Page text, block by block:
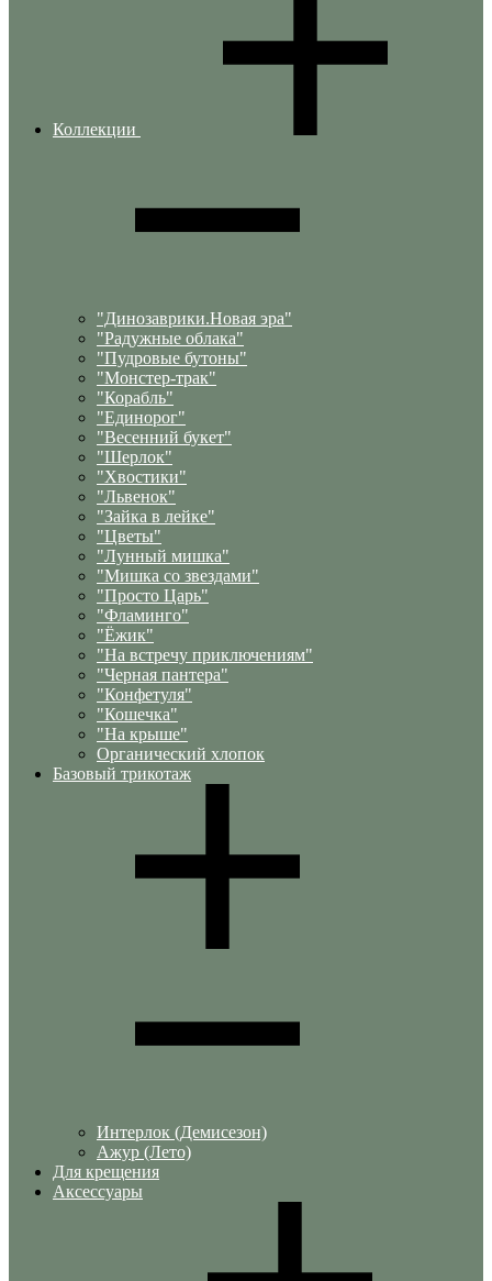
Коллекции
"Динозаврики.Новая эра"
"Радужные облака"
"Пудровые бутоны"
"Монстер-трак"
"Корабль"
"Единорог"
"Весенний букет"
"Шерлок"
"Хвостики"
"Львенок"
"Зайка в лейке"
"Цветы"
"Лунный мишка"
"Мишка со звездами"
"Просто Царь"
"Фламинго"
"Ёжик"
"На встречу приключениям"
"Черная пантера"
"Конфетуля"
"Кошечка"
"На крыше"
Органический хлопок
Базовый трикотаж
Интерлок (Демисезон)
Ажур (Лето)
Для крещения
Аксессуары